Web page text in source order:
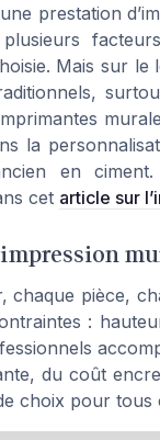
prestation
Mais sur le
la
en
cet article sur
chaque pièce,
:
du coût
choix pour